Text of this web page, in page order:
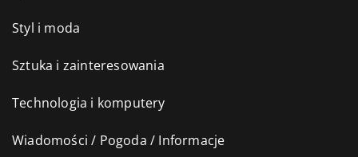
Styl i moda
Sztuka i zainteresowania
Technologia i komputery
Wiadomości / Pogoda / Informacje